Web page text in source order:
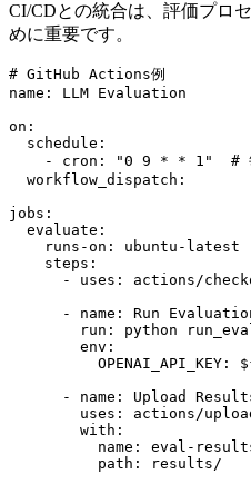
CI/CDとの統合は、評価プロ
めに重要です。
# GitHub Actions例
name: LLM Evaluation
on:
  schedule:
- cron: "0 9 * * 1"  #
  workflow_dispatch:
jobs:
  evaluate:
    runs-on: ubuntu-latest
    steps:
- uses: actions/
- name: Run
run: python
        env:
OPENAI_API_KEY:
- name: Upload
uses: actions/
        with:
name: eval-
          path: results/